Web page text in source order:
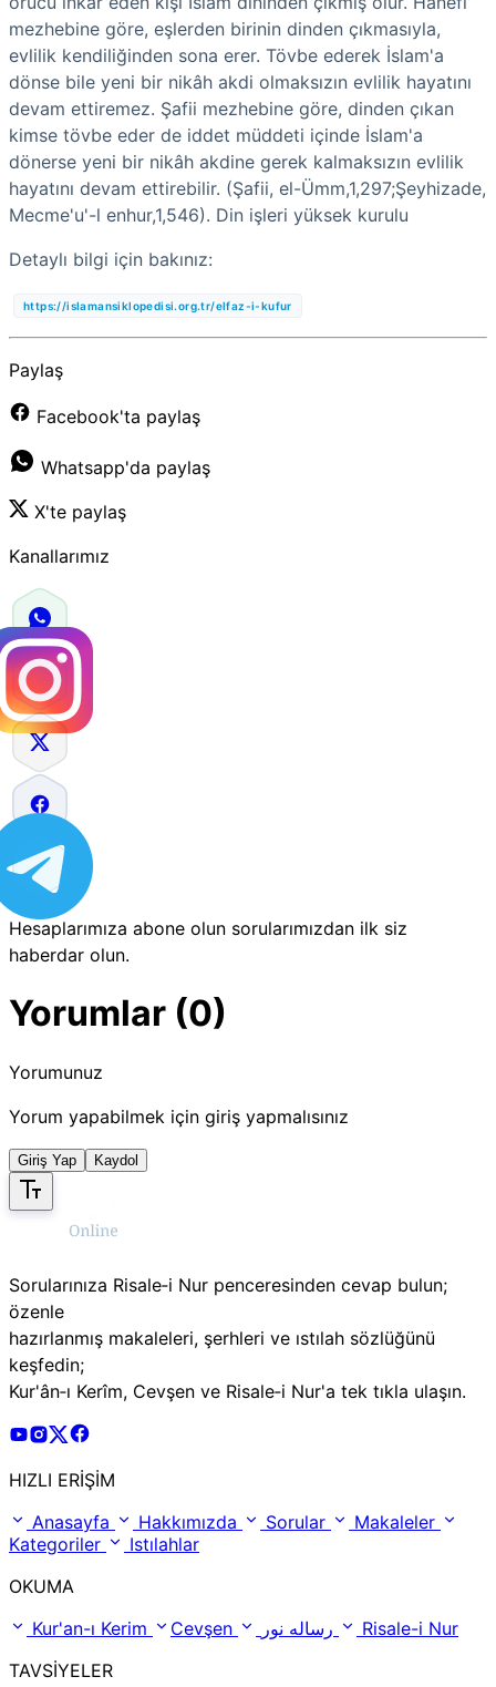
mezhebine göre, eşlerden birinin dinden çıkmasıyla,
evlilik kendiliğinden sona erer. Tövbe ederek İslam'a
dönse bile yeni bir nikâh akdi olmaksızın evlilik hayatını
devam ettiremez. Şafii mezhebine göre, dinden çıkan
kimse tövbe eder de iddet müddeti içinde İslam'a
dönerse yeni bir nikâh akdine gerek kalmaksızın evlilik
hayatını devam ettirebilir. (Şafii, el-Ümm,1,297;Şeyhizade,
Mecme'u'-l enhur,1,546). Din işleri yüksek kurulu
Detaylı bilgi için bakınız:
https://islamansiklopedisi.org.tr/elfaz-i-kufur
Paylaş
Facebook'ta paylaş
Whatsapp'da paylaş
X'te paylaş
Kanallarımız
Hesaplarımıza abone olun sorularımızdan ilk siz
haberdar olun.
Yorumlar (0)
Yorumunuz
Yorum yapabilmek için giriş yapmalısınız
Giriş Yap Kaydol
Sorularınıza Risale‑i Nur penceresinden cevap bulun;
özenle
hazırlanmış makaleleri, şerhleri ve ıstılah sözlüğünü
keşfedin;
Kur'ân‑ı Kerîm, Cevşen ve Risale‑i Nur'a tek tıkla ulaşın.
Risale Online Youtube Hesabı
Risale Online Instagram Hesabı
Risale Online X Hesabı
HIZLI ERİŞİM
Anasayfa
Hakkımızda Sorular
Makaleler
Kategoriler
Istılahlar
OKUMA
Kur'an-ı Kerim
Cevşen
Risale-i Nur
TAVSİYELER